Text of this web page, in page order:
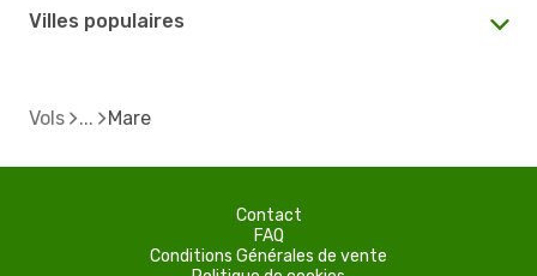
Villes populaires
Vols Mare
Contact
FAQ
Conditions Générales de vente